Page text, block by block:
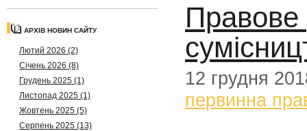
АРХІВ НОВИН САЙТУ
Лютий 2026 (2)
Січень 2026 (8)
Грудень 2025 (1)
Листопад 2025 (1)
Жовтень 2025 (5)
Серпень 2025 (13)
Правове
12 грудня
первинна